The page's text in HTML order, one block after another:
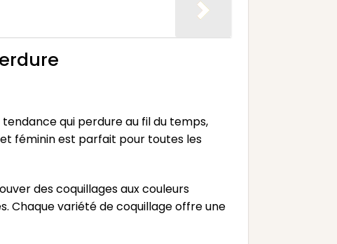
qui perdure au fil du temps,
féminin est parfait pour toutes les
des coquillages aux couleurs
Chaque variété de coquillage offre une